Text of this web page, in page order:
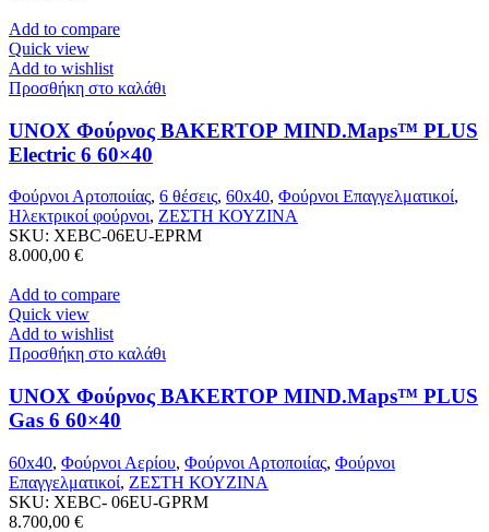
Add to compare
Quick view
Add to wishlist
Προσθήκη στο καλάθι
UNOX Φούρνος BAKERTOP MIND.Maps™ PLUS
Electric 6 60×40
Φούρνοι Αρτοποιίας, 6 θέσεις, 60x40, Φούρνοι Επαγγελματικοί,
Ηλεκτρικοί φούρνοι, ΖΕΣΤΗ ΚΟΥΖΙΝΑ
SKU: XEBC-06EU-EPRM
8.000,00 €
Add to compare
Quick view
Add to wishlist
Προσθήκη στο καλάθι
UNOX Φούρνος BAKERTOP MIND.Maps™ PLUS
Gas 6 60×40
60x40, Φούρνοι Αερίου, Φούρνοι Αρτοποιίας, Φούρνοι
Επαγγελματικοί, ΖΕΣΤΗ ΚΟΥΖΙΝΑ
SKU: XEBC- 06EU-GPRM
8.700,00 €